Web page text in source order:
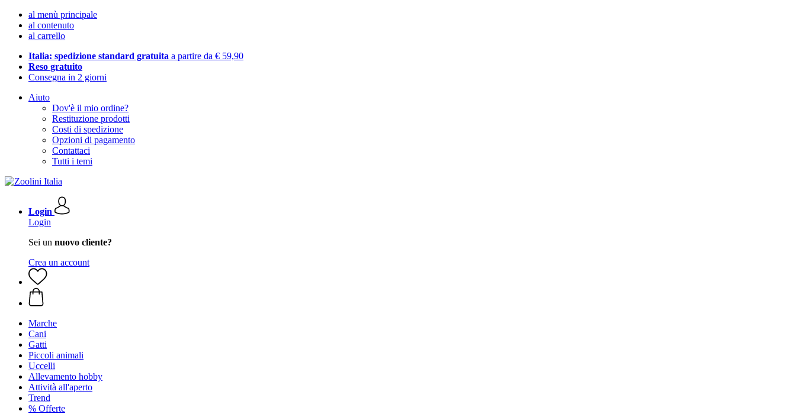
al menù principale
al contenuto
al carrello
Italia: spedizione standard gratuita a partire da € 59,90
Reso gratuito
Consegna in 2 giorni
Aiuto
Dov'è il mio ordine?
Restituzione prodotti
Costi di spedizione
Opzioni di pagamento
Contattaci
Tutti i temi
Login
Login
Sei un nuovo cliente?
Crea un account
Marche
Cani
Gatti
Piccoli animali
Uccelli
Allevamento hobby
Attività all'aperto
Trend
% Offerte